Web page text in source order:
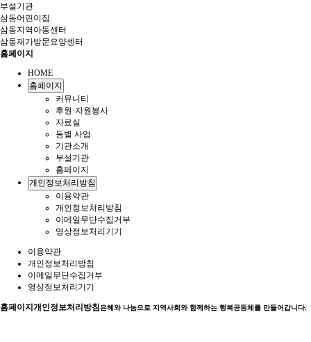
부설기관
삼동어린이집
삼동지역아동센터
삼동재가방문요양센터
홈페이지
HOME
홈페이지
커뮤니티
후원·자원봉사
자료실
동별 사업
기관소개
부설기관
홈페이지
개인정보처리방침
이용약관
개인정보처리방침
이메일무단수집거부
영상정보처리기기
이용약관
개인정보처리방침
이메일무단수집거부
영상정보처리기기
홈페이지 개인정보처리방침은혜와 나눔으로 지역사회와 함께하는 행복공동체를 만들어갑니다.